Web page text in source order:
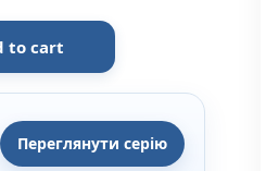
Фінансиquantity
to cart
Переглянути серію